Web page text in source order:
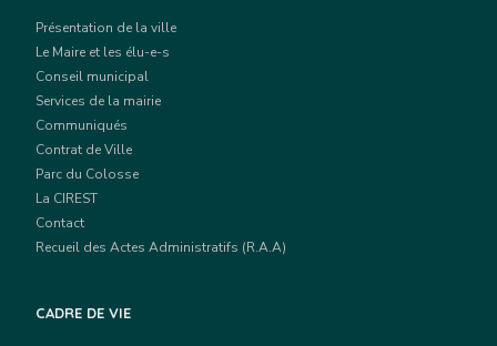
Présentation de la ville
Le Maire et les élu-e-s
Conseil municipal
Services de la mairie
Communiqués
Contrat de Ville
Parc du Colosse
La CIREST
Contact
Recueil des Actes Administratifs (R.A.A)
CADRE DE VIE